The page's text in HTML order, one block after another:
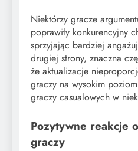
Niektórzy gracze
poprawiły konkurencyjny
sprzyjając bardziej
drugiej strony, znaczna
że aktualizacje
graczy na wysokim
graczy casualowych w
Pozytywne reakcje
graczy